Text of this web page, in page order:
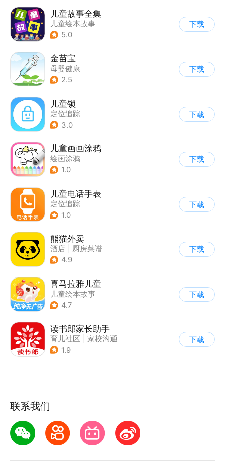
儿童故事全集
儿童绘本故事
| 启蒙早教
5.0
下载
金苗宝
母婴健康
2.5
下载
儿童锁
定位追踪
3.0
下载
儿童画画涂鸦
绘画涂鸦
1.0
下载
儿童电话手表
定位追踪
1.0
下载
熊猫外卖
酒店
厨房菜谱
| 外卖订餐
4.9
下载
喜马拉雅儿童
儿童绘本故事
4.7
下载
读书郎家长助手
育儿社区
家校沟通
1.9
下载
联系我们